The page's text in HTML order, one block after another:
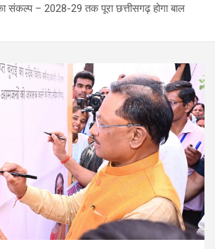
संकल्प – 2028-29 तक पूरा छत्तीसगढ़ होगा बाल